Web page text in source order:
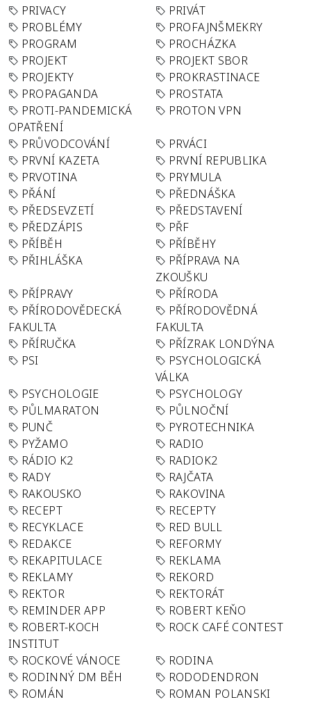
PRIVACY
PRIVÁT
PROBLÉMY
PROFAJNŠMEKRY
PROGRAM
PROCHÁZKA
PROJEKT
PROJEKT SBOR
PROJEKTY
PROKRASTINACE
PROPAGANDA
PROSTATA
PROTI-PANDEMICKÁ
OPATŘENÍ
PROTON VPN
PRŮVODCOVÁNÍ
PRVÁCI
PRVNÍ KAZETA
PRVNÍ REPUBLIKA
PRVOTINA
PRYMULA
PŘÁNÍ
PŘEDNÁŠKA
PŘEDSEVZETÍ
PŘEDSTAVENÍ
PŘEDZÁPIS
PŘF
PŘÍBĚH
PŘÍBĚHY
PŘIHLÁŠKA
PŘÍPRAVA NA
ZKOUŠKU
PŘÍPRAVY
PŘÍRODA
PŘÍRODOVĚDECKÁ
FAKULTA
PŘÍRODOVĚDNÁ
FAKULTA
PŘÍRUČKA
PŘÍZRAK LONDÝNA
PSI
PSYCHOLOGICKÁ
VÁLKA
PSYCHOLOGIE
PSYCHOLOGY
PŮLMARATON
PŮLNOČNÍ
PUNČ
PYROTECHNIKA
PYŽAMO
RADIO
RÁDIO K2
RADIOK2
RADY
RAJČATA
RAKOUSKO
RAKOVINA
RECEPT
RECEPTY
RECYKLACE
RED BULL
REDAKCE
REFORMY
REKAPITULACE
REKLAMA
REKLAMY
REKORD
REKTOR
REKTORÁT
REMINDER APP
ROBERT KEŇO
ROBERT-KOCH
INSTITUT
ROCK CAFÉ CONTEST
ROCKOVÉ VÁNOCE
RODINA
RODINNÝ DM BĚH
RODODENDRON
ROMÁN
ROMAN POLANSKI